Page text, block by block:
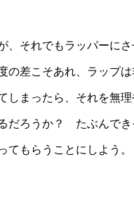
、それでもラッパーに
差こそあれ、ラップは
まったら、それを無
だろうか？ たぶんでき
てもらうことにしよう。